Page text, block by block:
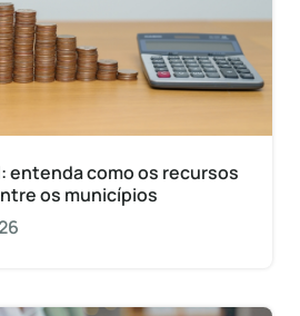
entenda como os recursos
os municípios